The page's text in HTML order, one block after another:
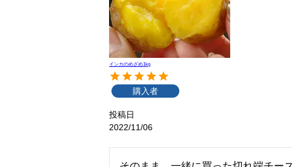
インカのめざめ1kg
購入者
投稿日
2022/11/06